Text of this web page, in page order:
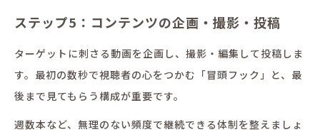
ステップ5：コンテンツの企画・撮影・投稿
ターゲットに刺さる動画を企画し、撮影・編集して投稿しま
す。最初の数秒で視聴者の心をつかむ「冒頭フック」と、最
後まで見てもらう構成が重要です。
週数本など、無理のない頻度で継続できる体制を整えましょ